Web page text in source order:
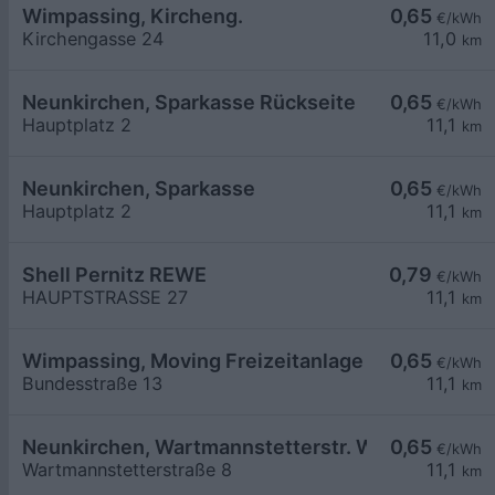
0,65 €/kWh
11,0 km
Wimpassing, Kircheng.
Kirchengasse 24
0,65 €/kWh
11,1 km
Neunkirchen, Sparkasse Rückseite
Hauptplatz 2
0,65 €/kWh
11,1 km
Neunkirchen, Sparkasse
Hauptplatz 2
0,79 €/kWh
11,1 km
Shell Pernitz REWE
HAUPTSTRASSE 27
0,65 €/kWh
11,1 km
Wimpassing, Moving Freizeitanlage
Bundesstraße 13
0,65 €/kWh
11,1 km
Neunkirchen, Wartmannstetterstr. Wohnbau
Wartmannstetterstraße 8